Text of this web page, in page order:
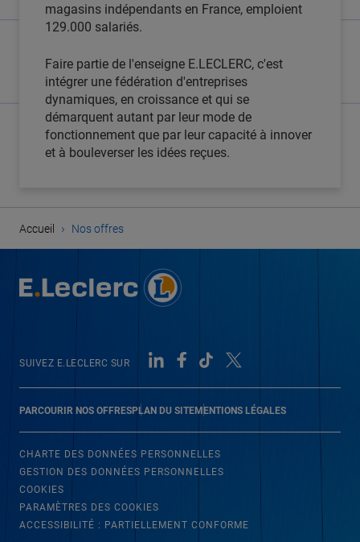
magasins indépendants en France, emploient
129.000 salariés.
Faire partie de l'enseigne E.LECLERC, c'est
intégrer une fédération d'entreprises
dynamiques, en croissance et qui se
démarquent autant par leur mode de
fonctionnement que par leur capacité à innover
et à bouleverser les idées reçues.
Accueil › Nos offres
PARCOURIR NOS OFFRESPLAN DU SITEMENTIONS LÉGALES
SUIVEZ E.LECLERC SUR
CHARTE DES DONNÉES PERSONNELLES
GESTION DES DONNÉES PERSONNELLES
COOKIES
PARAMÈTRES DES COOKIES
ACCESSIBILITÉ : PARTIELLEMENT CONFORME